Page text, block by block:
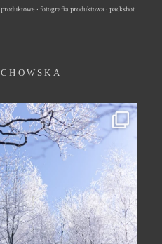
· fotografia produktowa · packshot